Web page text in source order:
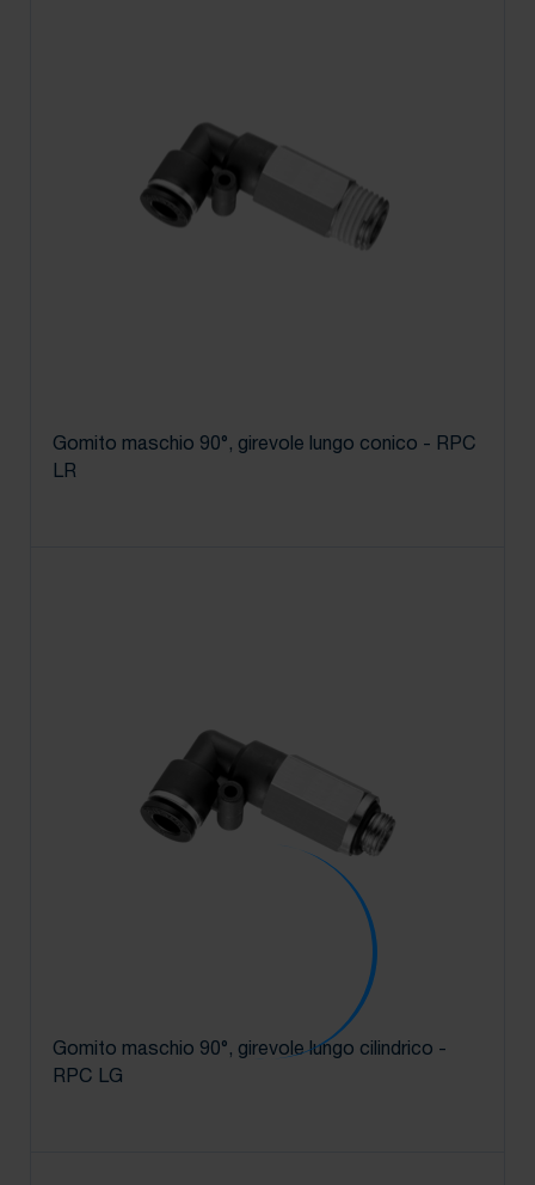
Gomito maschio 90°, girevole lungo conico - RPC
LR
Gomito maschio 90°, girevole lungo cilindrico -
RPC LG